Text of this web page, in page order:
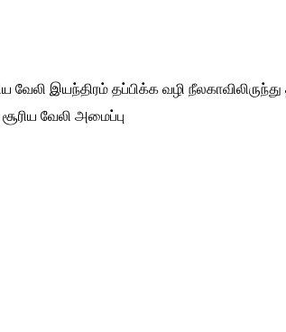
வேலி இயந்திரம்தப்பிக்க வழி நீலகாவிலிருந்து
வேலி அமைப்பு